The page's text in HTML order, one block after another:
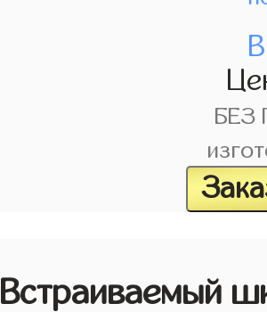
БЕЗ
Встраиваемый